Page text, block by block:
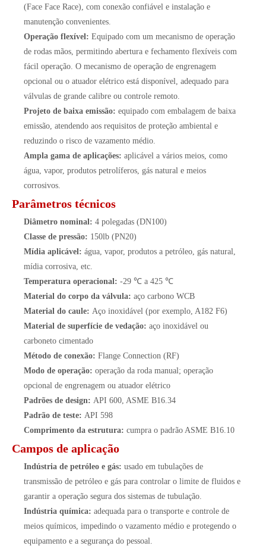
(Face Face Race), com conexão confiável e instalação e
manutenção convenientes.
Operação flexível: Equipado com um mecanismo de operação
de rodas mãos, permitindo abertura e fechamento flexíveis com
fácil operação. O mecanismo de operação de engrenagem
opcional ou o atuador elétrico está disponível, adequado para
válvulas de grande calibre ou controle remoto.
Projeto de baixa emissão: equipado com embalagem de baixa
emissão, atendendo aos requisitos de proteção ambiental e
reduzindo o risco de vazamento médio.
Ampla gama de aplicações: aplicável a vários meios, como
água, vapor, produtos petrolíferos, gás natural e meios
corrosivos.
Parâmetros técnicos
Diâmetro nominal: 4 polegadas (DN100)
Classe de pressão: 150lb (PN20)
Mídia aplicável: água, vapor, produtos a petróleo, gás natural,
mídia corrosiva, etc.
Temperatura operacional: -29 ℃ a 425 ℃
Material do corpo da válvula: aço carbono WCB
Material do caule: Aço inoxidável (por exemplo, A182 F6)
Material de superfície de vedação: aço inoxidável ou
carboneto cimentado
Método de conexão: Flange Connection (RF)
Modo de operação: operação da roda manual; operação
opcional de engrenagem ou atuador elétrico
Padrões de design: API 600, ASME B16.34
Padrão de teste: API 598
Comprimento da estrutura: cumpra o padrão ASME B16.10
Campos de aplicação
Indústria de petróleo e gás: usado em tubulações de
transmissão de petróleo e gás para controlar o limite de fluidos e
garantir a operação segura dos sistemas de tubulação.
Indústria química: adequada para o transporte e controle de
meios químicos, impedindo o vazamento médio e protegendo o
equipamento e a segurança do pessoal.